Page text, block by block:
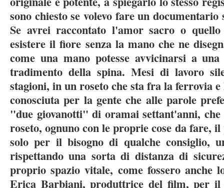
sono chiesto se volevo fare un
Se avrei raccontato l'amor sacro o
esistere il fiore senza la mano che ne
come una mano potesse avvicinarsi a
tradimento della spina. Mesi di lavoro
stagioni, in un roseto che sta fra la ferrovia
conosciuta per la gente che alle parole
"due giovanotti" di oramai settant'anni,
roseto, ognuno con le proprie cose da fare,
solo per il bisogno di qualche consiglio,
rispettando una sorta di distanza di
proprio spazio vitale, come fossero anche
Erica Barbiani, produttrice del film, per